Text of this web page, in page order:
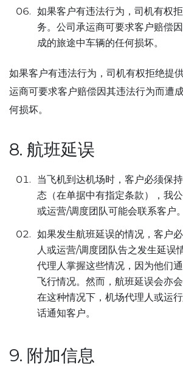
如果客户有违法行为，司机有权
务。公司承运商可要求客户赔偿
成的旅途中车辆的任何损坏。
如果客户有违法行为，司机有权拒绝提
运商可要求客户赔偿因其违法行为而遭
何损坏。
8. 航班延误
当飞机到达机场时，客户必须保
态（在单据中有指定条款），我
或运营/调度团队可能会联系客户。
如果发生航班延误的情况，客户
人或运营/调度团队告之发生延误
代理人掌握这些情况，因为他们
飞行情况。然而，航班延误会亦会
在这种情况下，机场代理人或运
话通知客户。
9. 附加信息